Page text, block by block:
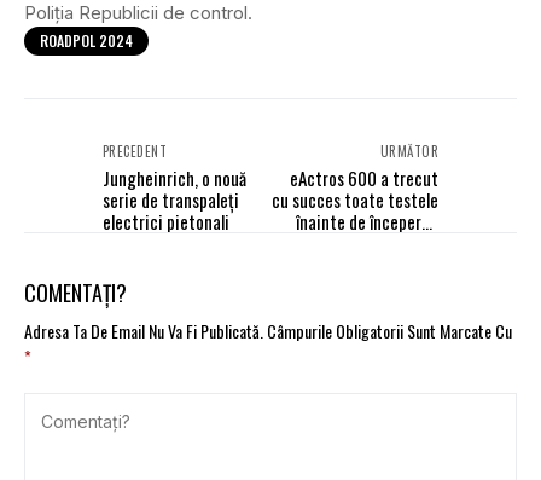
Poliția Republicii de control.
ROADPOL 2024
PRECEDENT
Jungheinrich, o nouă
serie de transpaleți
electrici pietonali
URMĂTOR
eActros 600 a trecut
cu succes toate testele
înainte de începerea
COMENTAȚI?
Adresa Ta De Email Nu Va Fi Publicată. Câmpurile Obligatorii Sunt Marcate Cu
*